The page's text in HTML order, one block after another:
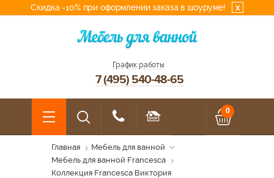
Скидка -10% при оформлении заказа в шоуруме! x
График работы
7 (495) 540-48-65
0
Главная
Мебель для ванной
Мебель для ванной Francesca
Коллекция Francesca Виктория